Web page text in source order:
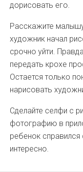
дорисовать его.
Расскажите
художник начал
срочно уйти.
передать крохе
Остается только
нарисовать
Сделайте селфи с
фотографию в
ребенок
интересно.